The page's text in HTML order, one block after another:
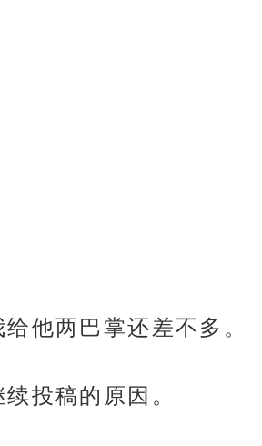
他两巴掌还差不多。
投稿的原因。